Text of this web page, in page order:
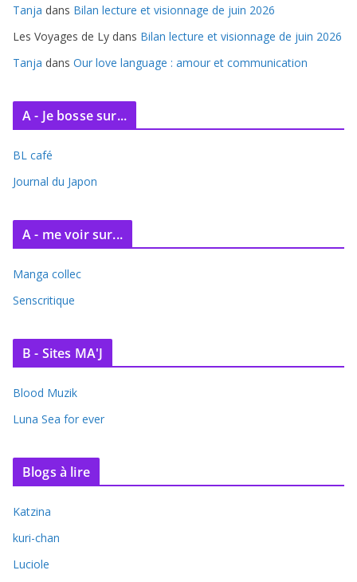
s
Tanja dans Bilan lecture et visionnage de juin 2026
Les Voyages de Ly dans Bilan lecture et visionnage de juin 2026
Tanja dans Our love language : amour et communication
A - Je bosse sur...
BL café
Journal du Japon
A - me voir sur...
Manga collec
Senscritique
B - Sites MA'J
Blood Muzik
Luna Sea for ever
Blogs à lire
Katzina
kuri-chan
Luciole